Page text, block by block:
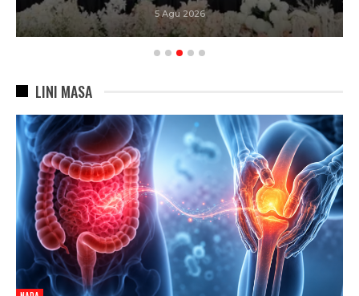
5 Agu 2026
LINI MASA